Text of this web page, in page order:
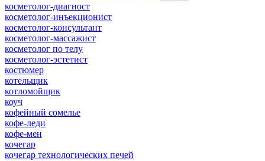
косметолог-диагност
косметолог-инъекционист
косметолог-консультант
косметолог-массажист
косметолог по телу
косметолог-эстетист
костюмер
котельщик
котломойщик
коуч
кофейный сомелье
кофе-леди
кофе-мен
кочегар
кочегар технологических печей